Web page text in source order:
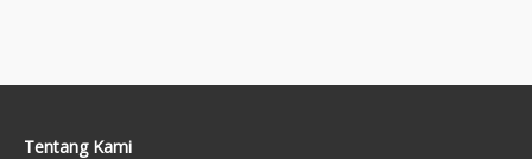
Tentang Kami